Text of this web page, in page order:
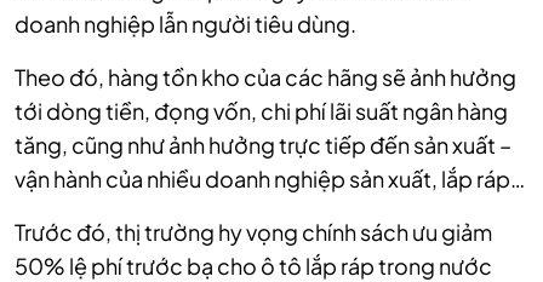
doanh nghiệp lẫn người tiêu dùng.
Theo đó, hàng tồn kho của các hãng sẽ ảnh hưởng
tới dòng tiền, đọng vốn, chi phí lãi suất ngân hàng
tăng, cũng như ảnh hưởng trực tiếp đến sản xuất –
vận hành của nhiều doanh nghiệp sản xuất, lắp ráp…
Trước đó, thị trường hy vọng chính sách ưu giảm
50% lệ phí trước bạ cho ô tô lắp ráp trong nước